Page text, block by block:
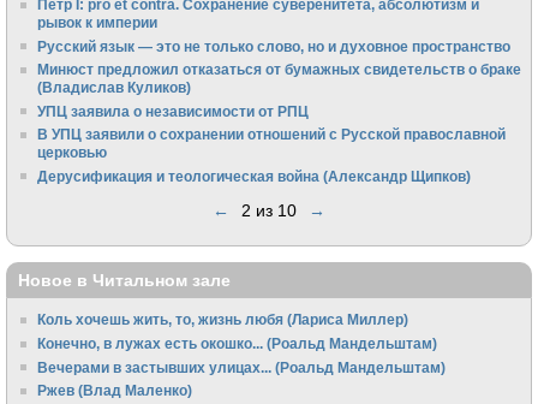
Петр I: pro et contra. Сохранение суверенитета, абсолютизм и
рывок к империи
Русский язык — это не только слово, но и духовное пространство
Минюст предложил отказаться от бумажных свидетельств о браке
(Владислав Куликов)
УПЦ заявила о независимости от РПЦ
В УПЦ заявили о сохранении отношений с Русской православной
церковью
Дерусификация и теологическая война (Александр Щипков)
← 2 из 10 →
Новое в Читальном зале
Коль хочешь жить, то, жизнь любя (Лариса Миллер)
Конечно, в лужах есть окошко... (Роальд Мандельштам)
Вечерами в застывших улицах... (Роальд Мандельштам)
Ржев (Влад Маленко)